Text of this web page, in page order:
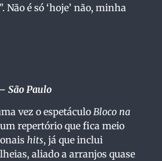
Não é só ‘hoje’ não, minha
São Paulo
vez o espetáculo Bloco na
repertório que fica meio
hits, já que inclui
aliado a arranjos quase